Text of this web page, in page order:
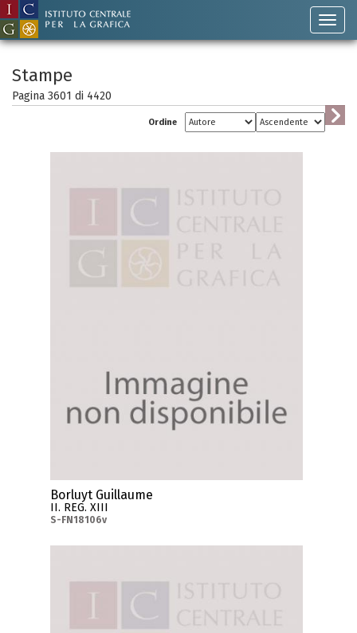
Stampe
Pagina 3601 di 4420
Ordine
Borluyt Guillaume
II. REG. XIII
S-FN18106v